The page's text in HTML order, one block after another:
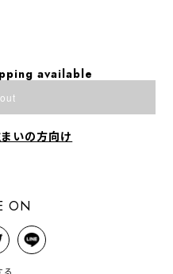
available
いの方向け
ON